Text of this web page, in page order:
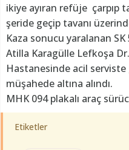
ikiye ayıran refüje çarpıp
şeride geçip tavanı
Kaza sonucu yaralanan
Atilla Karagülle Lefkoşa
Hastanesinde acil
müşahede altına alındı.
MHK 094 plakalı araç
Etiketler